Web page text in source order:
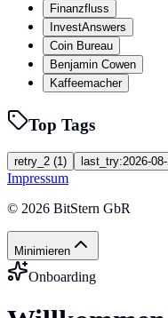
Finanzfluss
InvestAnswers
Coin Bureau
Benjamin Cowen
Kaffeemacher
Top Tags
retry_2 (1 ) last_try:2026-
Impressum
© 2026 BitStern GbR
Minimieren
Onboarding